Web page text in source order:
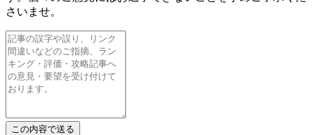
さいませ。